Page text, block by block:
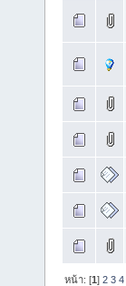
หน้า: [1]2 3 4